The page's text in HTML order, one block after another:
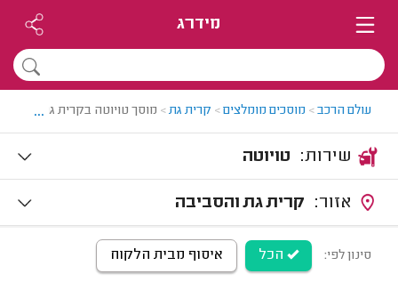
מידרג
עולם הרכב> מוסכים מומלצים> קרית גת> מוסך טויוטה בקרית גת...
טויוטה
קרית גת והסביבה
סינון לפי: הכל איסוף מבית הלקוח